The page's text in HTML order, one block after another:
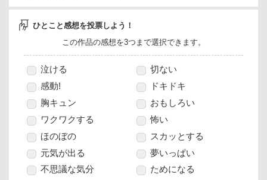
ひとこと感想を投票しよう！
この作品の感想を3つまで選択できます。
泣ける
切ない
感動!
ドキドキ
胸キュン
おもしろい
ワクワクする
怖い
ほのぼの
スカッとする
元気が出る
夢いっぱい
不思議な気分
ためになる